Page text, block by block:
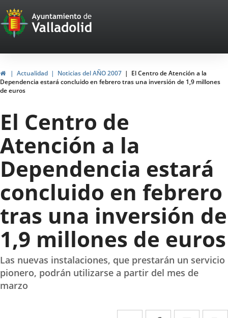
Portal
Web
del
Ayuntamiento
de
Valladolid
HomeActualidad Noticias del AÑO 2007
El Centro de Atención a la
Dependencia estará concluido en febrero tras una inversión de 1,9 millones
de euros
El Centro de
Atención a la
Dependencia estará
concluido en febrero
tras una inversión de
1,9 millones de euros
Las nuevas instalaciones, que prestarán un servicio
pionero, podrán utilizarse a partir del mes de
marzo